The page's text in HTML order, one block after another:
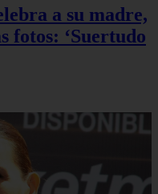
a su madre,
fotos: ‘Suertudo